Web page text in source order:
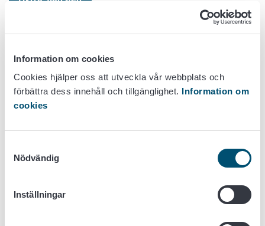
Information om cookies
Cookies hjälper oss att utveckla vår webbplats och
förbättra dess innehåll och tillgänglighet. Information om
cookies
Nödvändig
Inställningar
tjänsten Hyrrä:
Så här ansöker du om stöd i Hyrrä-tjänsten
Så här svarar du på en begäran om komplettering
3. Skicka in ansökan och påbörja projektet.